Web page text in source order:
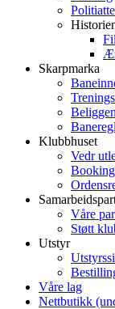
Skarpmarka
Klubbhuset
Vedr
Våre
Støtt
Utstyr
Våre lag
Nettbutikk